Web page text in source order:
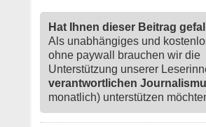
Hat Ihnen dieser Beitrag
Als unabhängiges und
ohne paywall brauchen wir die
Unterstützung unserer
verantwortlichen
monatlich) unterstützen